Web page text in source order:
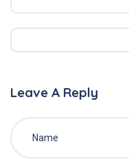
Leave A Reply